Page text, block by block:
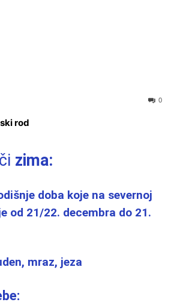
0
rod
zima:
doba koje na severnoj
od 21/22. decembra do 21.
mraz, jeza